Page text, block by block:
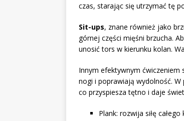
czas, starając się utrzymać tę
Sit-ups, znane również jako
górnej części mięśni brzucha.
unosić tors w kierunku kolan.
Innym efektywnym ćwiczeniem
nogi i poprawiają wydolność.
co przyspiesza tętno i daje
Plank: rozwija siłę